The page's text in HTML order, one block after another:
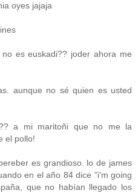
oyes jajaja
es euskadi?? joder ahora me
aunque no sé quien es usted
a mi maritoñi que no me la
el pollo!
es grandioso. lo de james
en el año 84 dice "i'm going
que no habían llegado los